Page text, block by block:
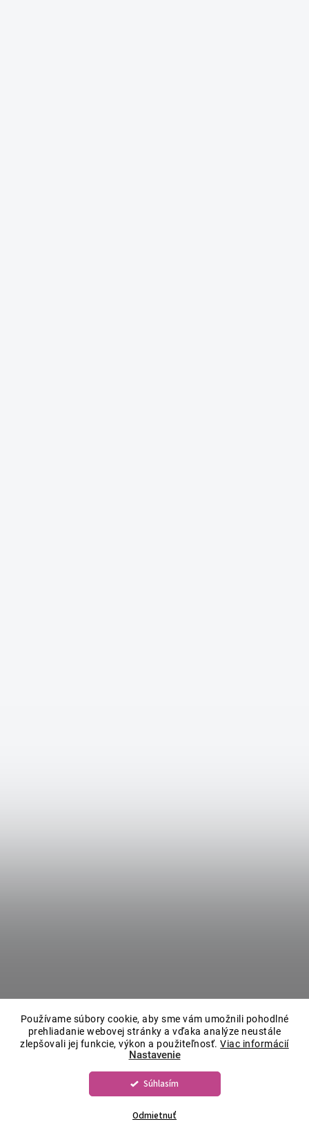
Používame súbory cookie, aby sme vám umožnili pohodlné
prehliadanie webovej stránky a vďaka analýze neustále
zlepšovali jej funkcie, výkon a použiteľnosť.Viac informácií
Nastavenie
Odmietnuť
Súhlasím